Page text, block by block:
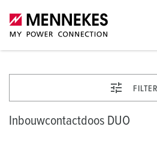
FILTER
Inbouwcontactdoos DUO